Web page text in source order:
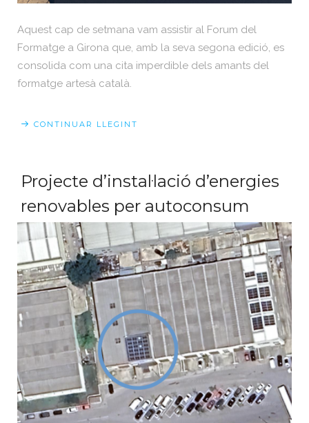
Aquest cap de setmana vam assistir al Forum del
Formatge a Girona que, amb la seva segona edició, es
consolida com una cita imperdible dels amants del
formatge artesà català.
CONTINUAR LLEGINT
Projecte d’instal·lació d’energies
renovables per autoconsum